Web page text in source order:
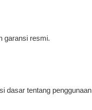
garansi resmi.
dasar tentang penggunaan